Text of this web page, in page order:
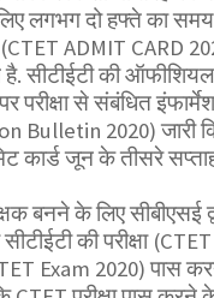
लगभग दो हफ्ते का
(CTET ADMIT CARD
है. सीटीईटी की
पर परीक्षा से संबंधित
Bulletin 2020) जारी
कार्ड जून के तीसरे
बनने के लिए सीबीएसई
की परीक्षा
Exam 2020) पास